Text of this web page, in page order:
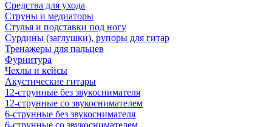
Средства для ухода
Струны и медиаторы
Стулья и подставки под ногу
Сурдины (заглушки), рупоры для гитар
Тренажеры для пальцев
Фурнитура
Чехлы и кейсы
Акустические гитары
12-струнные без звукоснимателя
12-струнные со звукоснимателем
6-струнные без звукоснимателя
6-струнные со звукоснимателем